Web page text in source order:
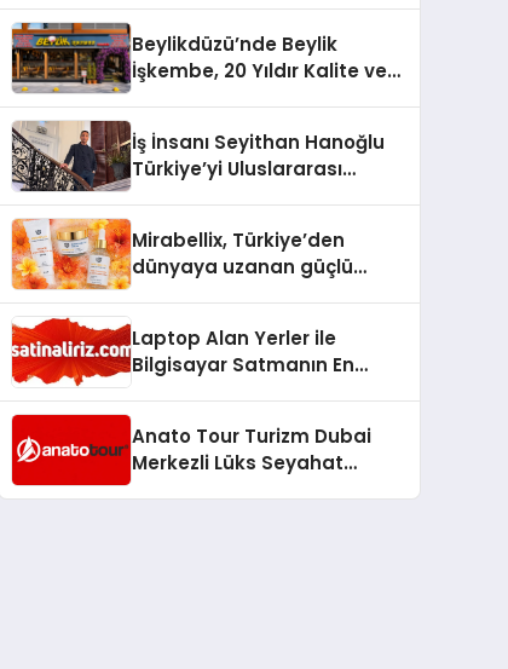
Holding Industrial City”
Projesini Hayata Geçirecek
Beylikdüzü’nde Beylik
İşkembe, 20 Yıldır Kalite ve
İş İnsanı Seyithan Hanoğlu
Türkiye’yi Uluslararası
Mirabellix, Türkiye’den
dünyaya uzanan güçlü
Laptop Alan Yerler ile
Bilgisayar Satmanın En
Anato Tour Turizm Dubai
Merkezli Lüks Seyahat